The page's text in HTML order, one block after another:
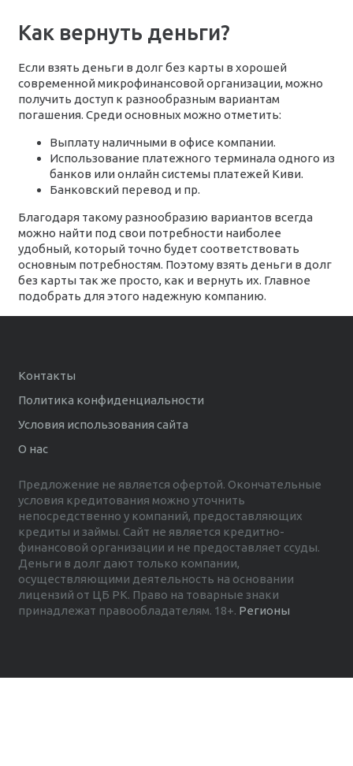
Как вернуть деньги?
Если взять деньги в долг без карты в хорошей
современной микрофинансовой организации, можно
получить доступ к разнообразным вариантам
погашения. Среди основных можно отметить:
Выплату наличными в офисе компании.
Использование платежного терминала одного из
банков или онлайн системы платежей Киви.
Банковский перевод и пр.
Благодаря такому разнообразию вариантов всегда
можно найти под свои потребности наиболее
удобный, который точно будет соответствовать
основным потребностям. Поэтому взять деньги в долг
без карты так же просто, как и вернуть их. Главное
подобрать для этого надежную компанию.
Контакты
Политика конфиденциальности
Условия использования сайта
О нас
Предложение не является офертой. Окончательные
условия кредитования можно уточнить
непосредственно у компаний, предоставляющих
кредиты и займы. Сайт не является кредитно-
финансовой организации и не предоставляет ссуды.
Деньги в долг дают только компании,
осуществляющими деятельность на основании
лицензий от ЦБ РК. Право на товарные знаки
принадлежат правообладателям. 18+. Регионы